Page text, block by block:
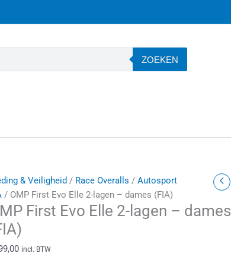
ZOEKEN
& Veiligheid / Race Overalls / Autosport
/ OMP First Evo Elle 2-lagen – dames (FIA)
First Evo Elle 2-lagen – dames
incl. BTW